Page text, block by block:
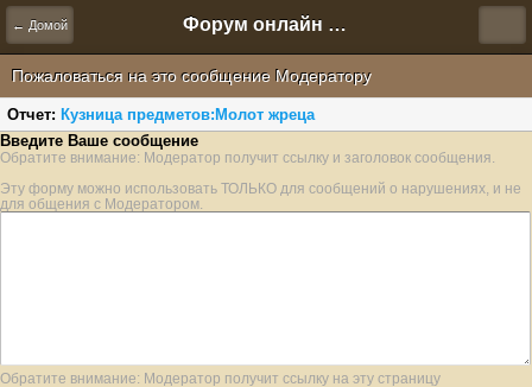
← Домой Форум онлайн игры "Новая Эра" (Нюра Биз)
Пожаловаться на это сообщение Модератору
Отчет: Кузница предметов:Молот жреца
Введите Ваше сообщение
Обратите внимание: Модератор получит ссылку и заголовок сообщения.
Эту форму можно использовать ТОЛЬКО для сообщений о нарушениях, и не
для общения с Модератором.
Обратите внимание: Модератор получит ссылку на эту страницу